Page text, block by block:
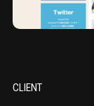
CLIENT